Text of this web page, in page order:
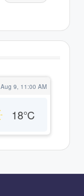
Aug 9, 11:00 AM
18℃